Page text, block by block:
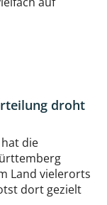
droht
die
Land vielerorts
dort gezielt